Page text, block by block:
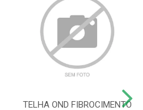
TELHA OND FIBROCIMENTO